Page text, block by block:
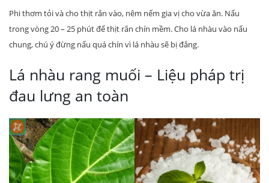
Phi thơm tỏi và cho thịt rắn vào, nêm nếm gia vị cho vừa ăn. Nấu
trong vòng 20 – 25 phút để thịt rắn chín mềm. Cho lá nhàu vào nấu
chung, chú ý đừng nấu quá chín vì lá nhàu sẽ bị đắng.
Lá nhàu rang muối – Liệu pháp trị
đau lưng an toàn